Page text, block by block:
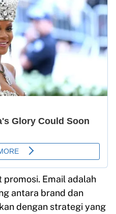
promosi. Email adalah
antara brand dan
dengan strategi yang